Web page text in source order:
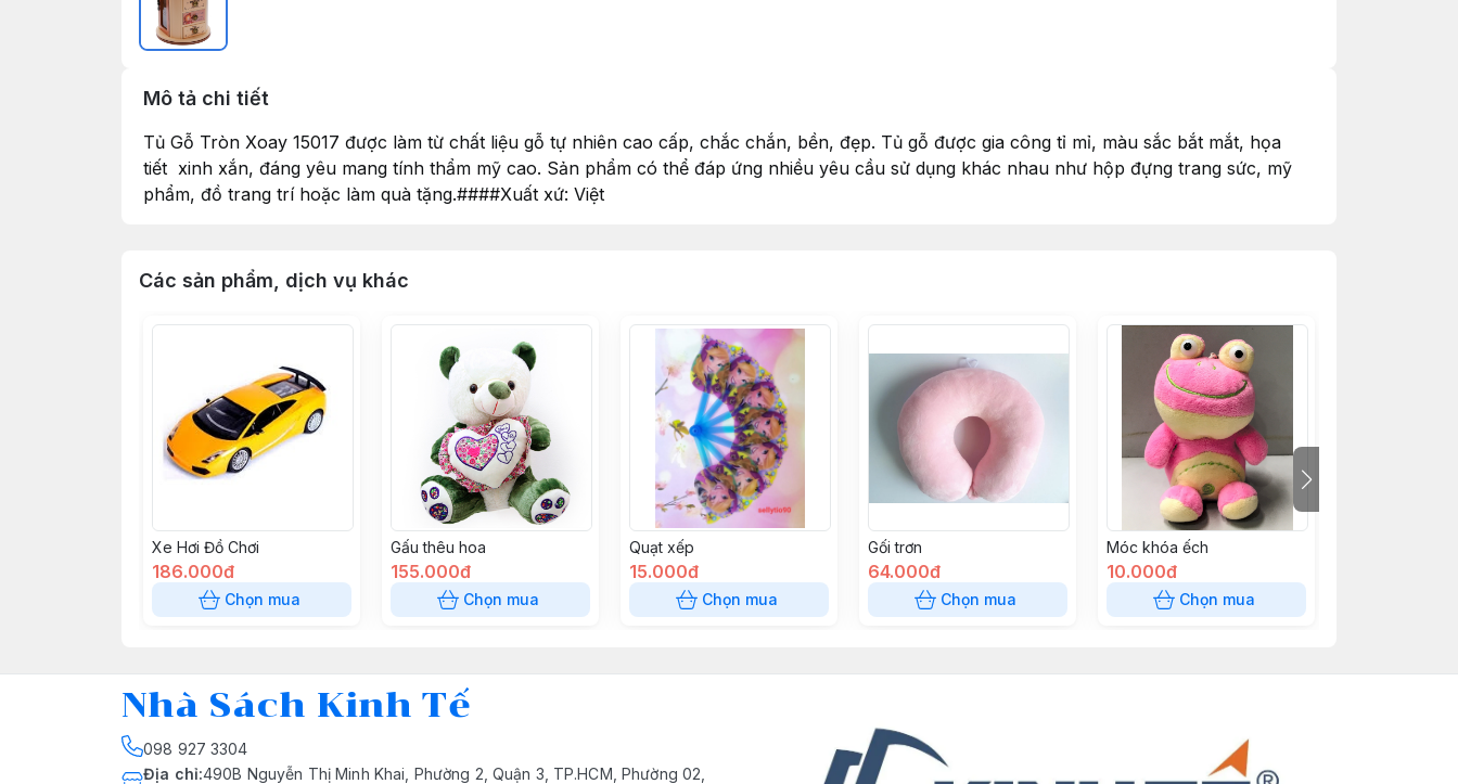
Mô tả chi tiết
Tủ Gỗ Tròn Xoay 15017 được làm từ chất liệu gỗ tự nhiên cao cấp, chắc chắn, bền, đẹp. Tủ gỗ được gia công tỉ mỉ, màu sắc bắt mắt, họa
tiết xinh xắn, đáng yêu mang tính thẩm mỹ cao. Sản phẩm có thể đáp ứng nhiều yêu cầu sử dụng khác nhau như hộp đựng trang sức, mỹ
phẩm, đồ trang trí hoặc làm quà tặng.####Xuất xứ: Việt
Các sản phẩm, dịch vụ khác
Xe Hơi Đồ Chơi
186.000đ
Chọn mua
Gấu thêu hoa
155.000đ
Chọn mua
Quạt xếp
15.000đ
Chọn mua
Gối trơn
64.000đ
Chọn mua
Móc khóa ếch
10.000đ
Chọn mua
Nhà Sách Kinh Tế
098 927 3304
Địa chỉ:490B Nguyễn Thị Minh Khai, Phường 2, Quận 3, TP.HCM, Phường 02,